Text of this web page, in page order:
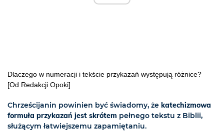
Dlaczego w numeracji i tekście przykazań występują różnice?
[Od Redakcji Opoki]
Chrześcijanin powinien być świadomy, że katechizmowa
formuła przykazań jest skrótem pełnego tekstu z Biblii,
służącym łatwiejszemu zapamiętaniu.